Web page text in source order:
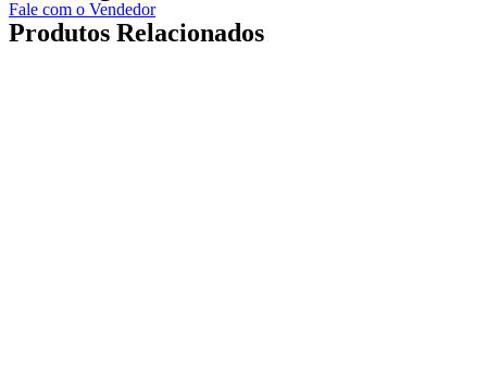
Fale com o Vendedor
Produtos Relacionados